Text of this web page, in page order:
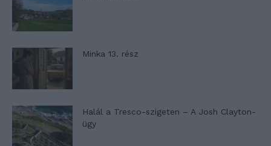
Minka 13. rész
Halál a Tresco-szigeten – A Josh Clayton-
ügy